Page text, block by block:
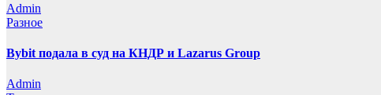
Admin
Разное
Bybit подала в суд на КНДР и Lazarus Group
Admin